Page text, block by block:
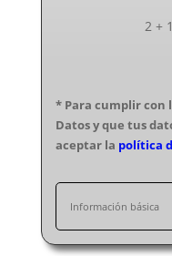
2 +
* Para cumplir con
Datos y que tus
aceptar la política
Información básica